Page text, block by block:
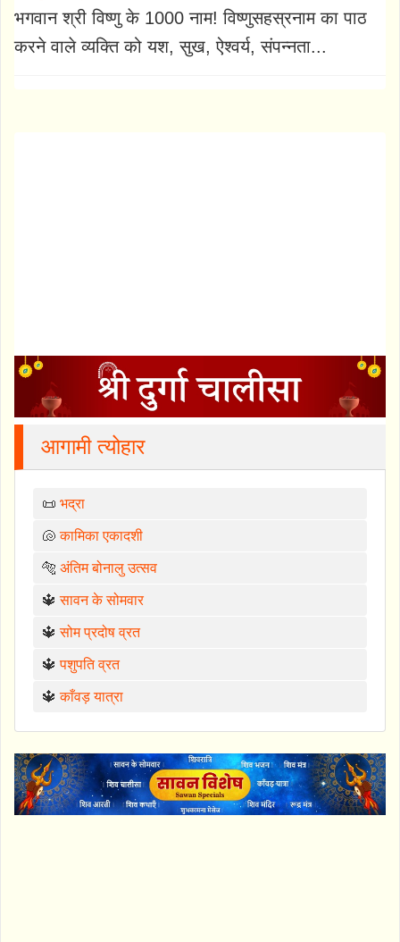
भगवान श्री विष्णु के 1000 नाम! विष्णुसहस्रनाम का पाठ
करने वाले व्यक्ति को यश, सुख, ऐश्वर्य, संपन्नता...
आगामी त्योहार
📜 भद्रा
🐚कामिका एकादशी
🐅 अंतिम बोनालु उत्सव
🔱सावन के सोमवार
🔱सोम प्रदोष व्रत
🔱पशुपति व्रत
🔱काँवड़ यात्रा